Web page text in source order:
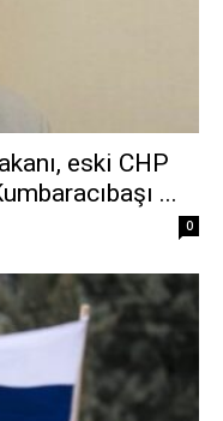
eski CHP
...
0